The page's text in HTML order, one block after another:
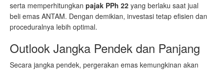
serta memperhitungkan pajak PPh 22 yang berlaku saat jual
beli emas ANTAM. Dengan demikian, investasi tetap efisien dan
proceduralnya lebih optimal.
Outlook Jangka Pendek dan Panjang
Secara jangka pendek, pergerakan emas kemungkinan akan